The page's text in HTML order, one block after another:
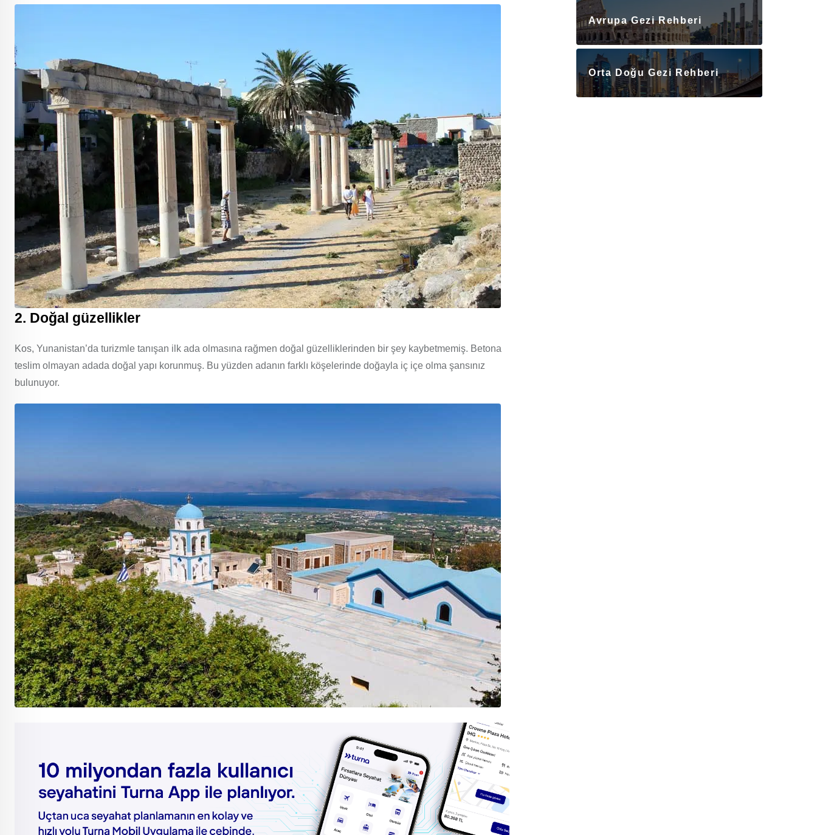
2. Doğal güzellikler
Kos, Yunanistan’da turizmle tanışan ilk ada olmasına rağmen doğal güzelliklerinden bir şey kaybetmemiş. Betona
teslim olmayan adada doğal yapı korunmuş. Bu yüzden adanın farklı köşelerinde doğayla iç içe olma şansınız
bulunuyor.
Avrupa Gezi Rehberi
Orta Doğu Gezi Rehberi